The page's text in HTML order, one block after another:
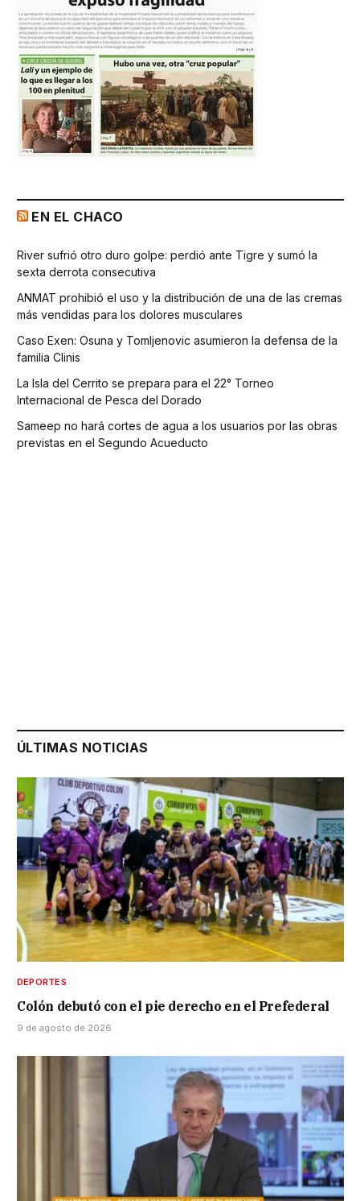
EN EL CHACO
River sufrió otro duro golpe: perdió ante Tigre y sumó la
sexta derrota consecutiva
ANMAT prohibió el uso y la distribución de una de las cremas
más vendidas para los dolores musculares
Caso Exen: Osuna y Tomljenovic asumieron la defensa de la
familia Clinis
La Isla del Cerrito se prepara para el 22° Torneo
Internacional de Pesca del Dorado
Sameep no hará cortes de agua a los usuarios por las obras
previstas en el Segundo Acueducto
ÚLTIMAS NOTICIAS
DEPORTES
Colón debutó con el pie derecho en el Prefederal
9 de agosto de 2026